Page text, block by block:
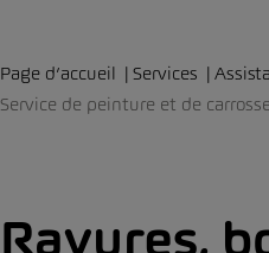
Page d’accueil Services
Service de peinture et de
Rayures,